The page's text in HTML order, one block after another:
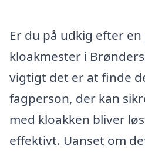
Er du på udkig efter
kloakmester i
vigtigt det er at finde
fagperson, der kan
med kloakken bliver
effektivt. Uanset om